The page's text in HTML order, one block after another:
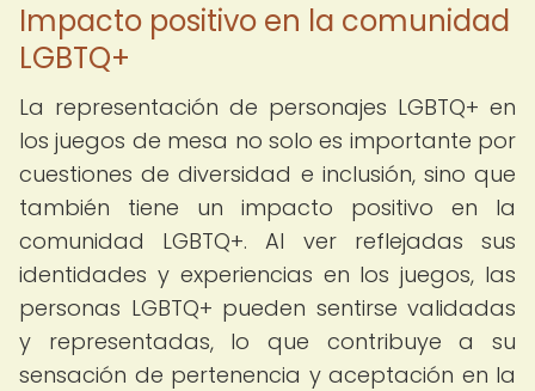
Impacto positivo en la comunidad
LGBTQ+
La representación de personajes LGBTQ+ en
los juegos de mesa no solo es importante por
cuestiones de diversidad e inclusión, sino que
también tiene un impacto positivo en la
comunidad LGBTQ+. Al ver reflejadas sus
identidades y experiencias en los juegos, las
personas LGBTQ+ pueden sentirse validadas
y representadas, lo que contribuye a su
sensación de pertenencia y aceptación en la